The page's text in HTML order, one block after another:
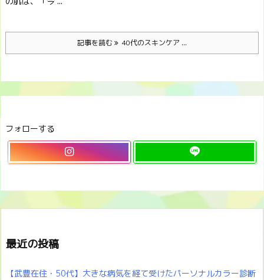
記事を読む 40代のスキンケア ...
フォローする
最近の投稿
【武豊在住・50代】大きな病気を経て受けたパーソナルカラー診断